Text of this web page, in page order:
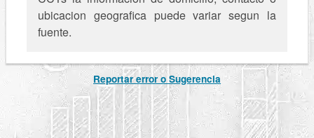
ubicacion geografica puede variar segun la
fuente.
Reportar error o Sugerencia